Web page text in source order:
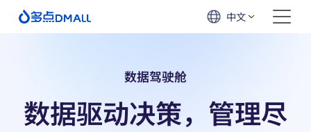
中文
数据驾驶舱
数据驱动决策，管理尽